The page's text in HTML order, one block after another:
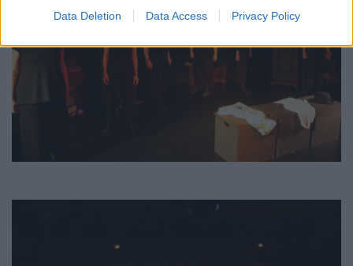
Data Deletion Data Access Privacy Policy